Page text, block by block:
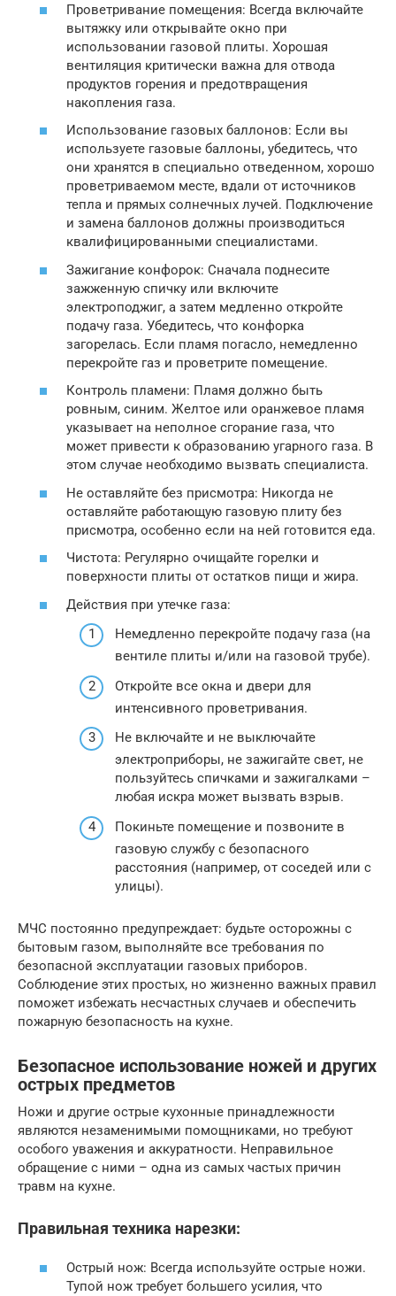
Проветривание помещения: Всегда включайте
вытяжку или открывайте окно при
использовании газовой плиты. Хорошая
вентиляция критически важна для отвода
продуктов горения и предотвращения
накопления газа.
Использование газовых баллонов: Если вы
используете газовые баллоны, убедитесь, что
они хранятся в специально отведенном, хорошо
проветриваемом месте, вдали от источников
тепла и прямых солнечных лучей. Подключение
и замена баллонов должны производиться
квалифицированными специалистами.
Зажигание конфорок: Сначала поднесите
зажженную спичку или включите
электроподжиг, а затем медленно откройте
подачу газа. Убедитесь, что конфорка
загорелась. Если пламя погасло, немедленно
перекройте газ и проветрите помещение.
Контроль пламени: Пламя должно быть
ровным, синим. Желтое или оранжевое пламя
указывает на неполное сгорание газа, что
может привести к образованию угарного газа. В
этом случае необходимо вызвать специалиста.
Не оставляйте без присмотра: Никогда не
оставляйте работающую газовую плиту без
присмотра, особенно если на ней готовится еда.
Чистота: Регулярно очищайте горелки и
поверхности плиты от остатков пищи и жира.
Действия при утечке газа:
Немедленно перекройте подачу газа (на
вентиле плиты и/или на газовой трубе).
Откройте все окна и двери для
интенсивного проветривания.
Не включайте и не выключайте
электроприборы, не зажигайте свет, не
пользуйтесь спичками и зажигалками –
любая искра может вызвать взрыв.
Покиньте помещение и позвоните в
газовую службу с безопасного
расстояния (например, от соседей или с
улицы).
МЧС постоянно предупреждает: будьте осторожны с
бытовым газом, выполняйте все требования по
безопасной эксплуатации газовых приборов.
Соблюдение этих простых, но жизненно важных правил
поможет избежать несчастных случаев и обеспечить
пожарную безопасность на кухне.
Безопасное использование ножей и других
острых предметов
Ножи и другие острые кухонные принадлежности
являются незаменимыми помощниками, но требуют
особого уважения и аккуратности. Неправильное
обращение с ними – одна из самых частых причин
травм на кухне.
Правильная техника нарезки:
Острый нож: Всегда используйте острые ножи.
Тупой нож требует большего усилия, что